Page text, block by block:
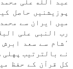
پوزيشنیں حاصل
رب النبی علی
نے بالترتيب
كل قرآن كے حفظ